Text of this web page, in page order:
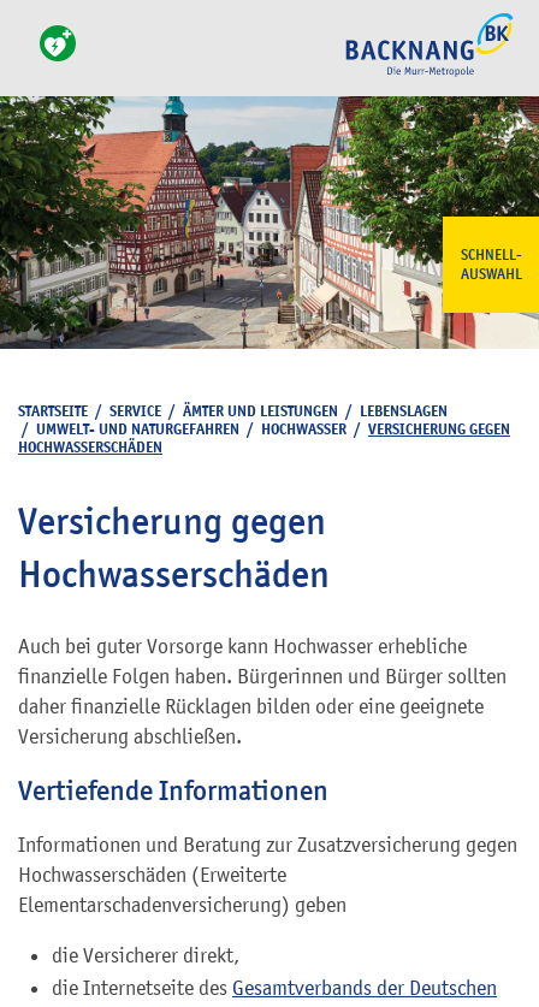
SCHNELL-
AUSWAHL
STARTSEITE / SERVICE / ÄMTER UND LEISTUNGEN / LEBENSLAGEN
/ UMWELT- UND NATURGEFAHREN / HOCHWASSER / VERSICHERUNG GEGEN
HOCHWASSERSCHÄDEN
Versicherung gegen
Hochwasserschäden
Auch bei guter Vorsorge kann Hochwasser erhebliche
finanzielle Folgen haben. Bürgerinnen und Bürger sollten
daher finanzielle Rücklagen bilden oder eine geeignete
Versicherung abschließen.
Vertiefende Informationen
Informationen und Beratung zur Zusatzversicherung gegen
Hochwasserschäden (Erweiterte
Elementarschadenversicherung) geben
die Versicherer direkt,
die Internetseite des Gesamtverbands der Deutschen